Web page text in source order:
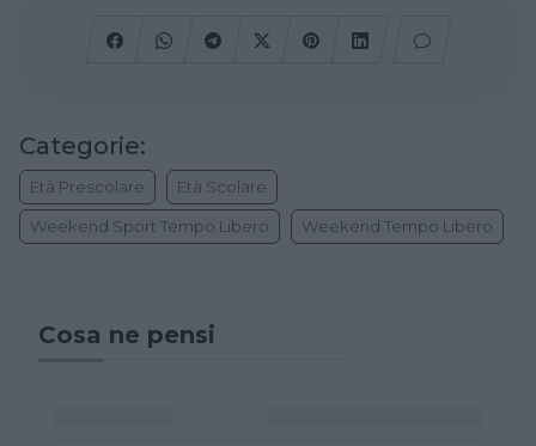
Categorie:
Età Prescolare Età Scolare
Weekend Sport Tempo Libero Weekend Tempo Libero
Cosa ne pensi